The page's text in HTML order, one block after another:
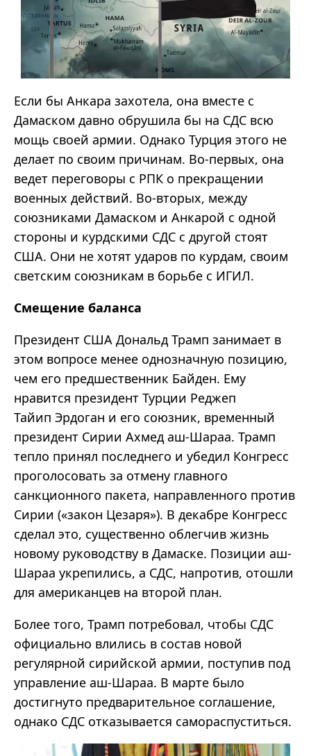
Если бы Анкара захотела, она вместе с
Дамаском давно обрушила бы на СДС всю
мощь своей армии. Однако Турция этого не
делает по своим причинам. Во-первых, она
ведет переговоры с РПК о прекращении
военных действий. Во-вторых, между
союзниками Дамаском и Анкарой с одной
стороны и курдскими СДС с другой стоят
США. Они не хотят ударов по курдам, своим
светским союзникам в борьбе с ИГИЛ.
Смещение баланса
Президент США Дональд Трамп занимает в
этом вопросе менее однозначную позицию,
чем его предшественник Байден. Ему
нравится президент Турции Реджеп
Тайип Эрдоган и его союзник, временный
президент Сирии Ахмед аш-Шараа. Трамп
тепло принял последнего и убедил Конгресс
проголосовать за отмену главного
санкционного пакета, направленного против
Сирии («закон Цезаря»). В декабре Конгресс
сделал это, существенно облегчив жизнь
новому руководству в Дамаске. Позиции аш-
Шараа укрепились, а СДС, напротив, отошли
для американцев на второй план.
Более того, Трамп потребовал, чтобы СДС
официально влились в состав новой
регулярной сирийской армии, поступив под
управление аш-Шараа. В марте было
достигнуто предварительное соглашение,
однако СДС отказывается самораспуститься.